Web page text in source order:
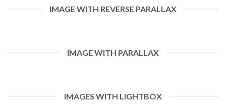
IMAGE WITH REVERSE PARALLAX
IMAGE WITH PARALLAX
IMAGES WITH LIGHTBOX